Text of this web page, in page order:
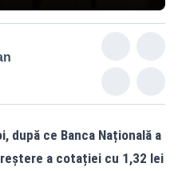
după ce Banca Națională a
a cotației cu 1,32 lei